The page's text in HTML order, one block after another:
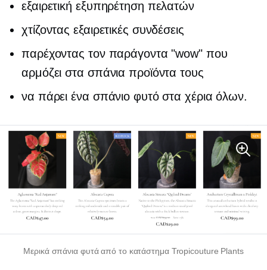
εξαιρετική εξυπηρέτηση πελατών
χτίζοντας εξαιρετικές συνδέσεις
παρέχοντας τον παράγοντα "wow" που
αρμόζει στα σπάνια προϊόντα τους
να πάρει ένα σπάνιο φυτό στα χέρια όλων.
Μερικά σπάνια φυτά από το κατάστημα Tropicouture Plants